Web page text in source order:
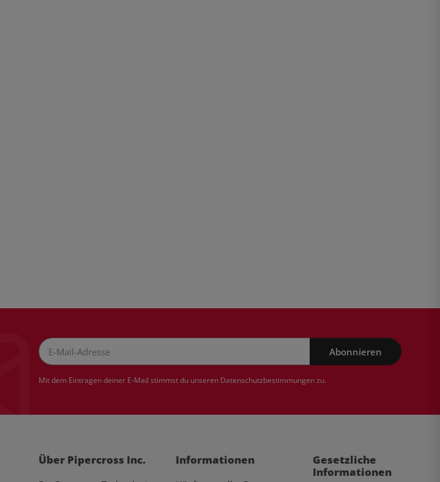
Abonnieren
Mit dem Eintragen deiner E-Mail stimmst du unseren Datenschutzbestimmungenzu.
Über Pipercross Inc. Informationen
Gesetzliche
Informationen